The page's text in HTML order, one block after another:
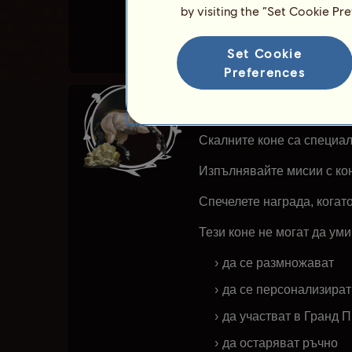
Вижте списък с всички
Скалните коне са
Изпълнявайте мисии с
Спечелете награда,
Тези коне не могат да
да се размножават
да се персонализират
да участват в Гранд
да остаряват ръчно
by visiting the “Set Cookie
Set Cookie
Preferences